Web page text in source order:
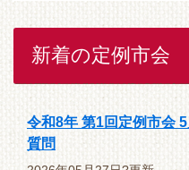
新着の定例市会
令和8年 第1回定例市会
質問